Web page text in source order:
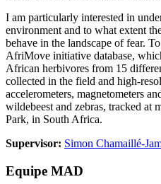
I am particularly interested in
environment and to what extent
behave in the landscape of fear.
AfriMove initiative database,
African herbivores from 15
collected in the field and high-
accelerometers, magnetometers
wildebeest and zebras, tracked
Park, in South Africa.
Supervisor: Simon Chamaillé-
Equipe MAD